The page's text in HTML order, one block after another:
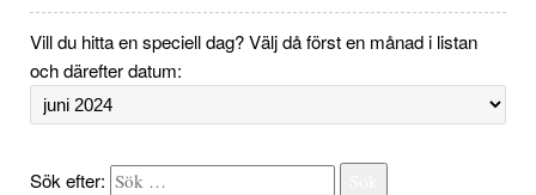
Vill du hitta en speciell dag? Välj då först en månad i listan
och därefter datum:
Sök efter: